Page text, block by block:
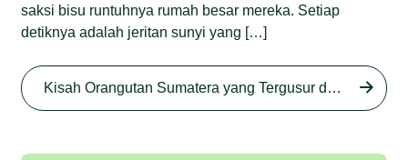
Sumatera di Rawa Tripa
Junaidi Hanafiah 27 Agu 2025
Begini Modus Perburuan
saksi bisu runtuhnya rumah besar mereka. Setiap
detiknya adalah jeritan sunyi yang […]
Kisah Orangutan Sumatera yang Tergusur dari Rumah Sendiri series